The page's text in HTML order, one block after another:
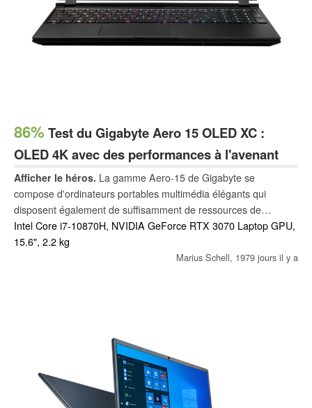
86% Test du Gigabyte Aero 15 OLED XC :
OLED 4K avec des performances à l'avenant
Afficher le héros. La gamme Aero-15 de Gigabyte se
compose d'ordinateurs portables multimédia élégants qui
disposent également de suffisamment de ressources de
performance pour les applications 3D. Notre modèle est équipé
d'un écran OLED 4K qui est déjà impressionnant au premier
coup d'œil. Un ordinateur portable GeForce RTX 3070 fournit la
Intel Core i7-10870H, NVIDIA GeForce RTX 3070 Laptop GPU,
15.6", 2.2 kg
Marius Schell, 1979 jours il y a